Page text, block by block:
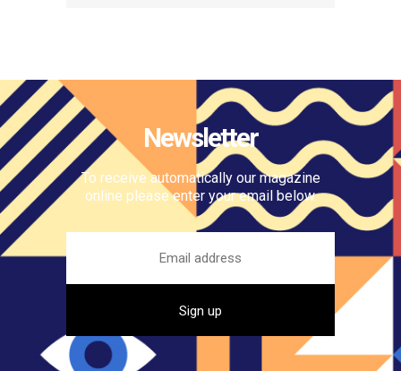
Newsletter
To receive automatically our magazine
online please enter your email below.